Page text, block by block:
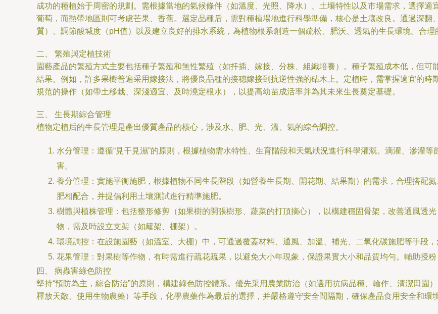
成功的種植始于周密的規劃。需根據當地的氣候條件（如溫度、光照、降水）、土壤特性以及市場需求，選擇適
葡萄，而熱帶地區則可考慮芒果、香蕉。選定品種后，需對種植場地進行科學準備，核心是土壤改良。通過深
質）、調節酸堿度（pH值）以及建立良好的排水系統，為植物根系創造一個疏松、肥沃、透氣的生長環境。合理
二、 繁殖與定植技術
園藝產品的繁殖方式主要包括種子繁殖和無性繁殖（如扦插、嫁接、分株、組織培養）。種子繁殖成本低，但
結果。例如，許多果樹普遍采用嫁接法，將優良品種的接穗嫁接到抗逆性強的砧木上。定植時，需掌握適宜的
規范的操作（如帶土移栽、深淺適宜、及時澆定根水），以提高幼苗成活率并為其未來生長奠定基礎。
三、 生長期綜合管理
植物定植后的生長管理是產出優質產品的核心，涉及水、肥、光、溫、氣的綜合調控。
水分管理：遵循“見干見濕”的原則，根據植物需水特性、生育階段和天氣狀況進行科學灌溉。滴灌、滲灌
害。
養分管理：實施平衡施肥，根據植物不同生長階段（如營養生長期、開花期、結果期）的需求，合理搭配
肥相配合，并提倡利用土壤測試進行精準施肥。
樹體與植株管理：包括整形修剪（如果樹的開張樹形、蔬菜的打頂摘心），以構建穩固骨架，改善通風透
物，需及時設立支架（如籬架、棚架）。
環境調控：在設施園藝（如溫室、大棚）中，可通過覆蓋材料、通風、加溫、補光、二氧化碳施肥等手段
花果管理：對果樹等作物，有時需進行疏花疏果，以避免大小年現象，保證果實大小和品質均勻。輔助授
四、 病蟲害綠色防控
堅持“預防為主，綜合防治”的原則，構建綠色防控體系。優先采用農業防治（如選用抗病品種、輪作、清潔田園
釋放天敵、使用生物農藥）等手段，化學農藥作為最后的選擇，并嚴格遵守安全間隔期，確保產品食用安全和環